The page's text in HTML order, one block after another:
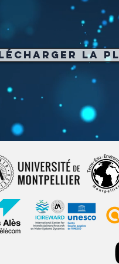
la